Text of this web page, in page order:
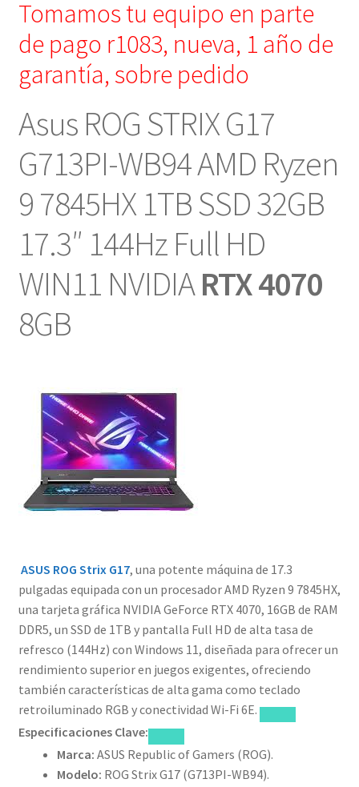
Tomamos tu equipo en parte
de pago r1083, nueva, 1 año de
garantía, sobre pedido
Asus ROG STRIX G17
G713PI-WB94 AMD Ryzen
9 7845HX 1TB SSD 32GB
17.3″ 144Hz Full HD
WIN11 NVIDIARTX 4070
8GB
ASUS ROG Strix G17, una potente máquina de 17.3
pulgadas equipada con un procesador AMD Ryzen 9 7845HX,
una tarjeta gráfica NVIDIA GeForce RTX 4070, 16GB de RAM
DDR5, un SSD de 1TB y pantalla Full HD de alta tasa de
refresco (144Hz) con Windows 11, diseñada para ofrecer un
rendimiento superior en juegos exigentes, ofreciendo
también características de alta gama como teclado
retroiluminado RGB y conectividad Wi-Fi 6E.
Especificaciones Clave:
Marca: ASUS Republic of Gamers (ROG).
Modelo: ROG Strix G17 (G713PI-WB94).